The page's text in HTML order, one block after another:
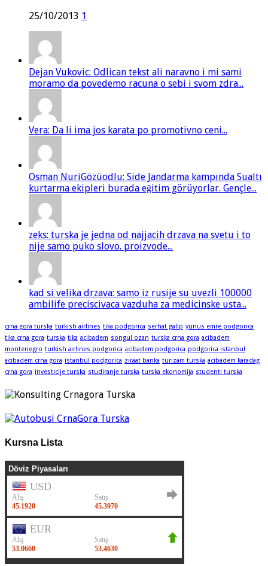
25/10/2013 1
Dejan Vukovic: Odlican tekst ali naravno i mi sami
moramo da povedemo racuna o sebi i svom zdra...
Vera: Da li ima jos karata po promotivno ceni...
Osman NuriGözüodlu: Side Jandarma kampında Sualtı
kurtarma ekipleri burada eğitim görüyorlar. Gençle...
zeks: turska je jedna od najjacih drzava na svetu i to
nije samo puko slovo. proizvode...
kad si velika drzava: samo iz rusije su uvezli 100000
ambilife preciscivaca vazduha za medicinske usta...
crna gora turska turkish airlines tika podgorica serhat galip yunus emre podgorica
tika crna gora turska tika acibadem songul ozan turska crna gora acibadem
montenegro turkish airlines podgorica acibadem podgorica podgorica istanbul
acibadem crna gora istanbul podgorica ziraat banka turizam turska acibadem karadag
crna gora investicije turska studiranje turska turska ekonomija studenti turska
Kursna Lista